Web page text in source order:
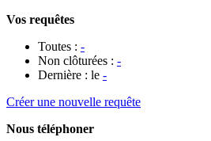
Vos requêtes
Toutes : -
Non clôturées : -
Dernière : le -
Créer une nouvelle requête
Nous téléphoner